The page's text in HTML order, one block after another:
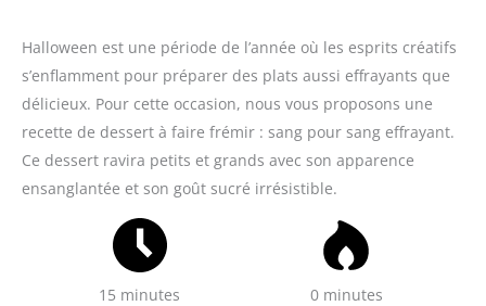
Halloween est une période de l’année où les esprits créatifs
s’enflamment pour préparer des plats aussi effrayants que
délicieux. Pour cette occasion, nous vous proposons une
recette de dessert à faire frémir : sang pour sang effrayant.
Ce dessert ravira petits et grands avec son apparence
ensanglantée et son goût sucré irrésistible.
15 minutes 0 minutes